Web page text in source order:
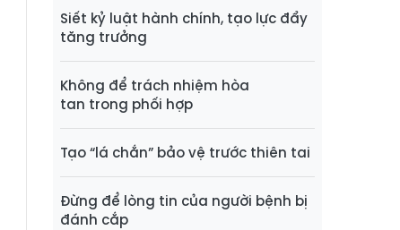
Siết kỷ luật hành chính, tạo lực đẩy
tăng trưởng
Không để trách nhiệm hòa
tan trong phối hợp
Tạo “lá chắn” bảo vệ trước thiên tai
Đừng để lòng tin của người bệnh bị
đánh cắp